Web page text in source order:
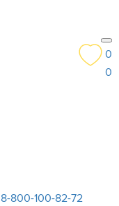
0
0
8-800-100-82-72